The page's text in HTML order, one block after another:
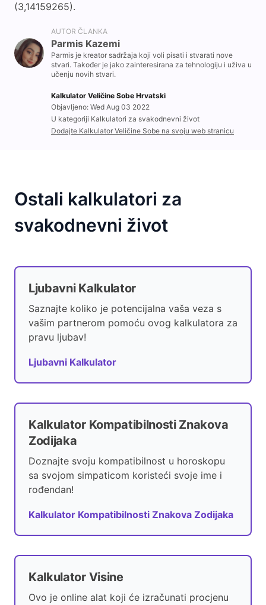
(3,14159265).
AUTOR ČLANKA
Parmis Kazemi
Parmis je kreator sadržaja koji voli pisati i stvarati nove
stvari. Također je jako zainteresirana za tehnologiju i uživa u
učenju novih stvari.
Kalkulator Veličine Sobe Hrvatski
Objavljeno: Wed Aug 03 2022
U kategoriji Kalkulatori za svakodnevni život
Dodajte Kalkulator Veličine Sobe na svoju web stranicu
Ostali kalkulatori za
svakodnevni život
Ljubavni Kalkulator
Saznajte koliko je potencijalna vaša veza s
vašim partnerom pomoću ovog kalkulatora za
pravu ljubav!
Ljubavni Kalkulator
Kalkulator Kompatibilnosti Znakova
Zodijaka
Doznajte svoju kompatibilnost u horoskopu
sa svojom simpaticom koristeći svoje ime i
rođendan!
Kalkulator Kompatibilnosti Znakova Zodijaka
Kalkulator Visine
Ovo je online alat koji će izračunati procjenu